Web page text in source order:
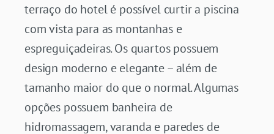
terraço do hotel é possível curtir a piscina
com vista para as montanhas e
espreguiçadeiras. Os quartos possuem
design moderno e elegante – além de
tamanho maior do que o normal. Algumas
opções possuem banheira de
hidromassagem, varanda e paredes de